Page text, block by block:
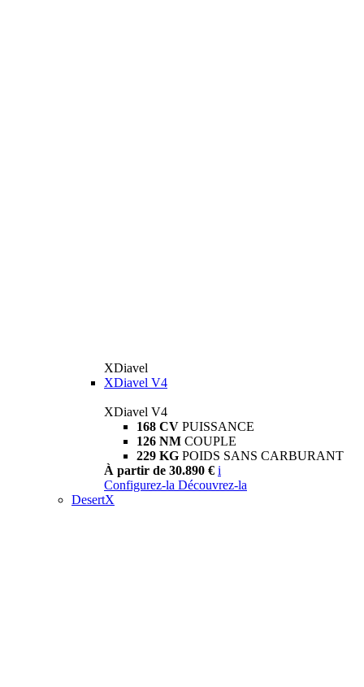
XDiavel
XDiavel V4
XDiavel V4
168 CV PUISSANCE
126 NM COUPLE
229 KG POIDS SANS CARBURANT
À partir de 30.890 € i
Configurez-la Découvrez-la
DesertX